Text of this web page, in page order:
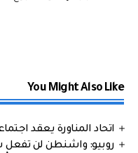
You Might Also Like
اتحاد المناورة يعقد اجتماعه
روبيو: واشنطن لن تفعل